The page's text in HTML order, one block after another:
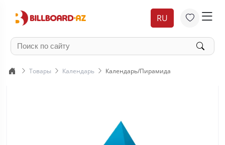
RU
Товары Календарь Календарь/Пирамида